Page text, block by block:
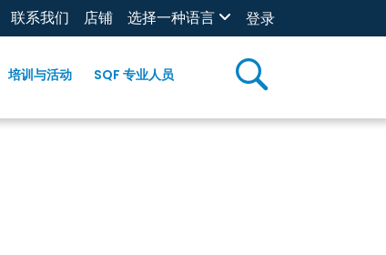
联系我们 店铺 选择一种语言 登录
培训与活动 SQF 专业人员